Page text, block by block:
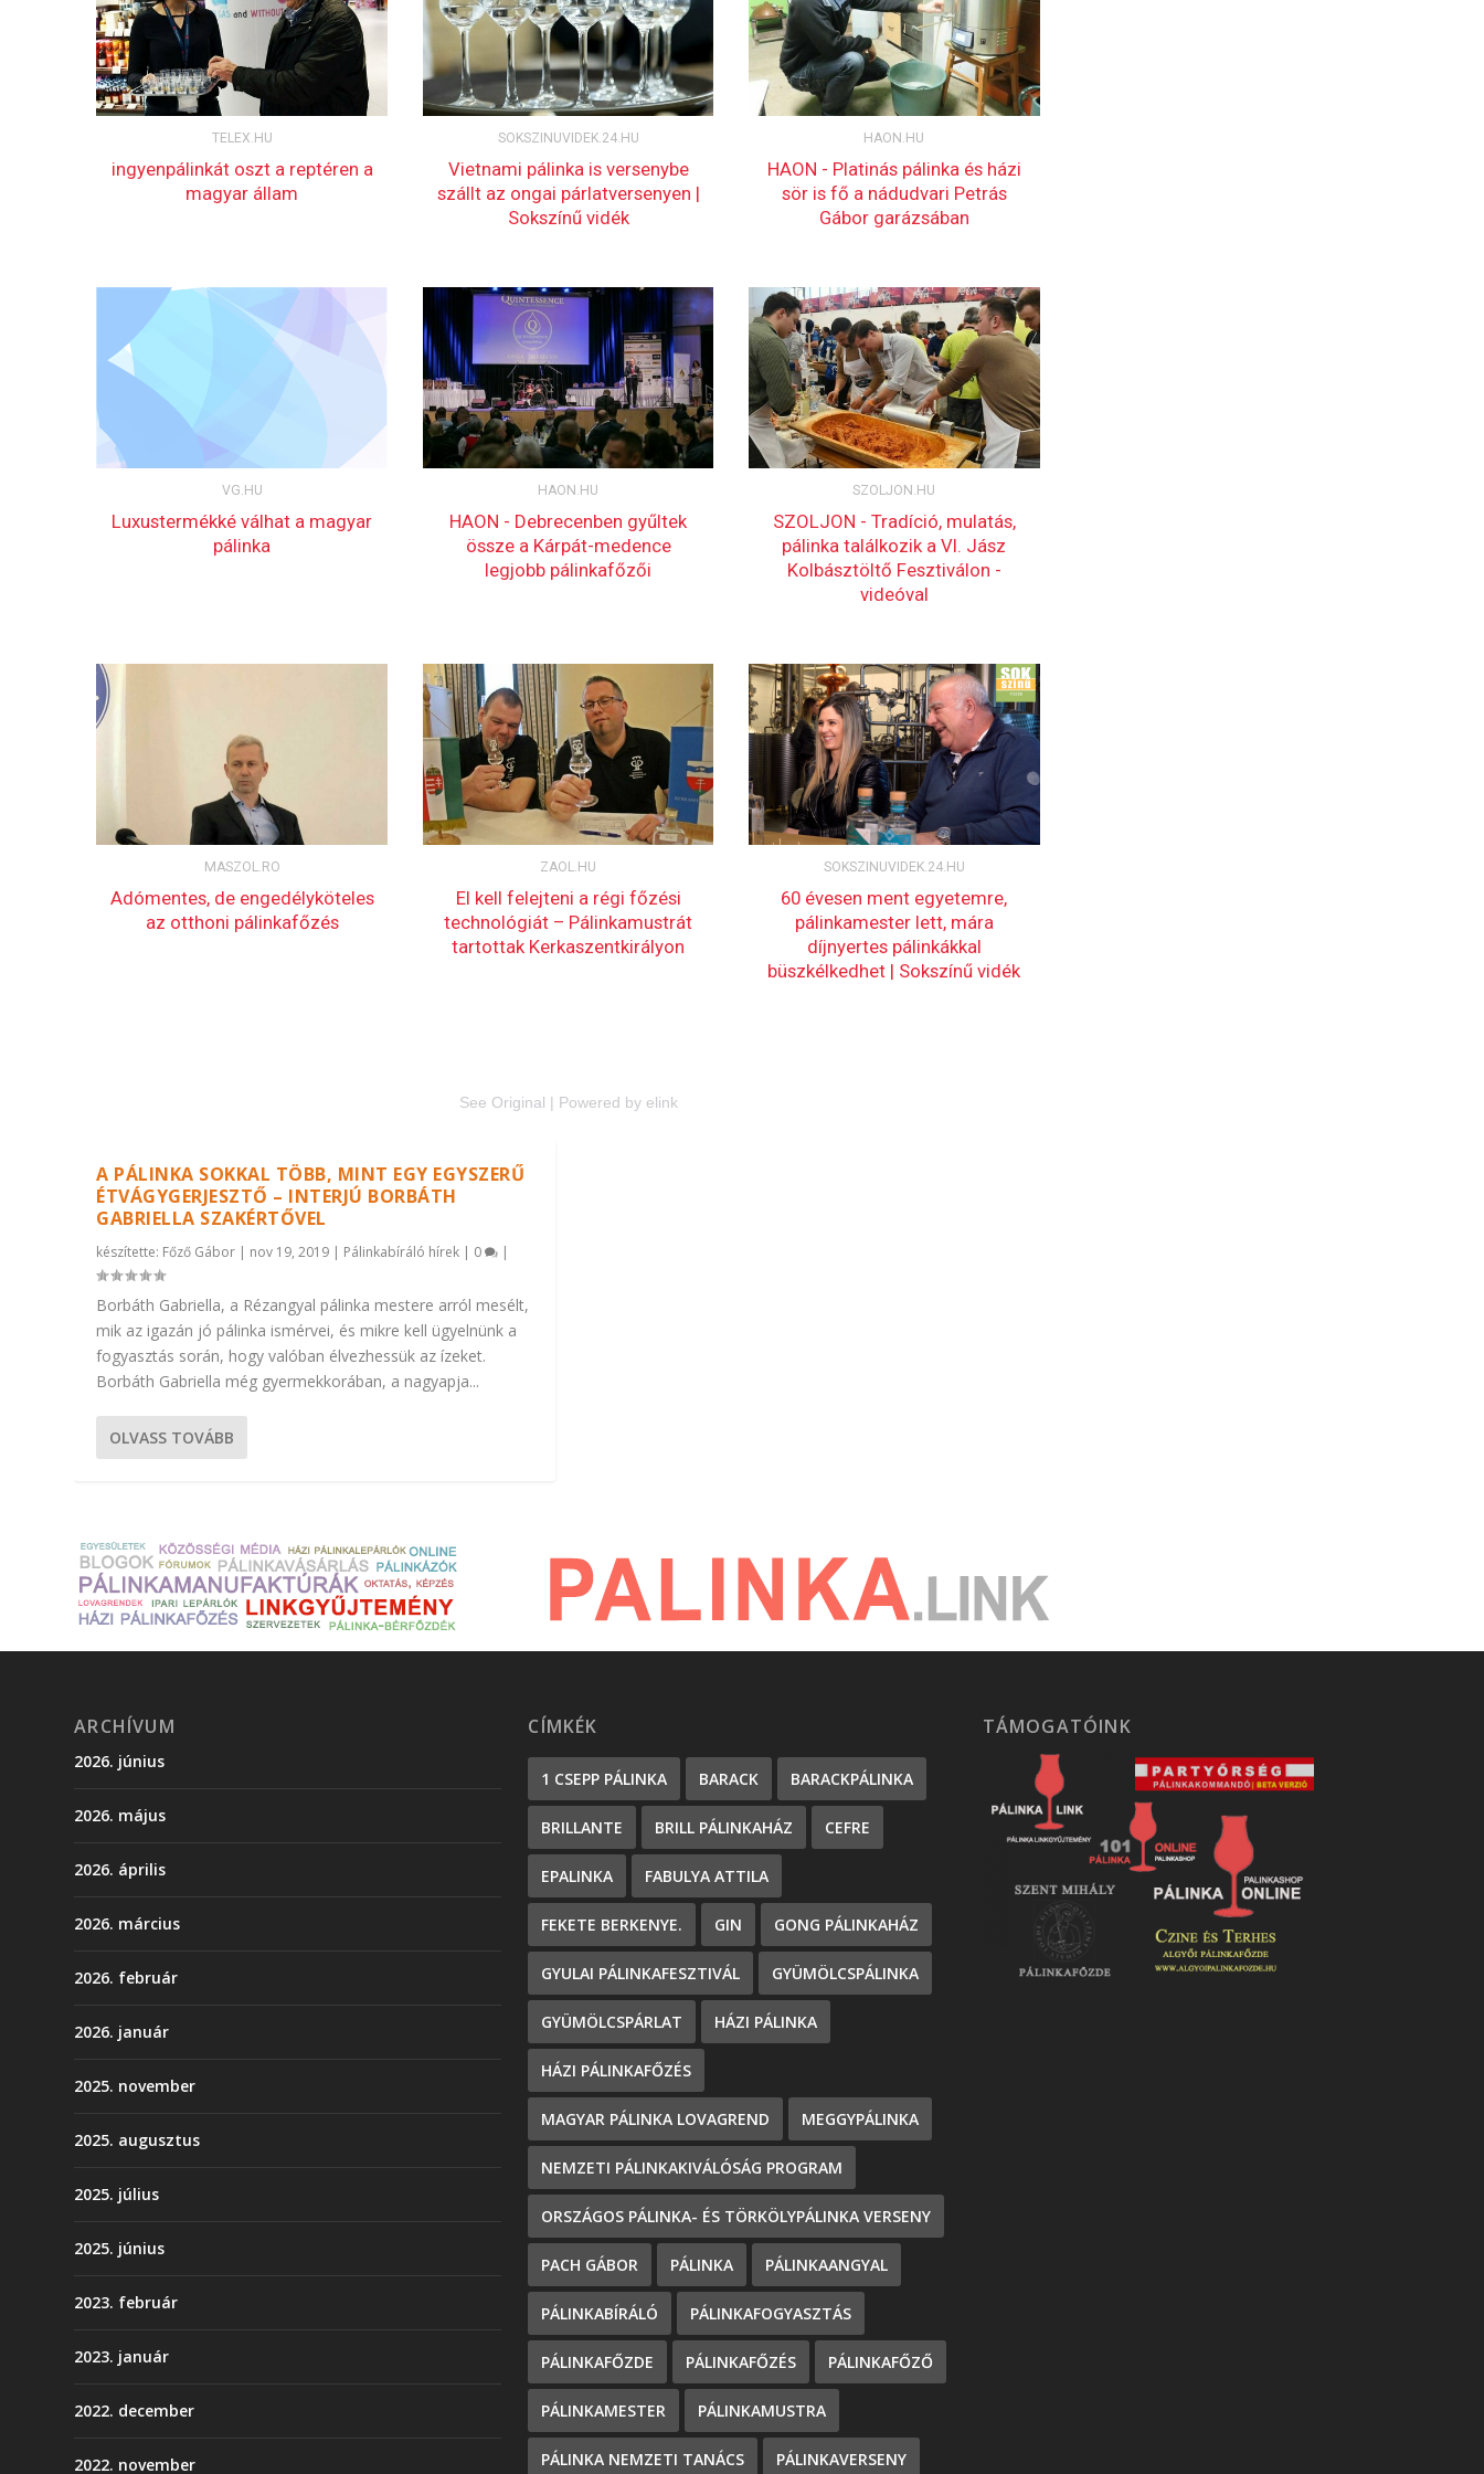
See Original | Powered by elink
A PÁLINKA SOKKAL TÖBB, MINT EGY EGYSZERŰ
ÉTVÁGYGERJESZTŐ – INTERJÚ BORBÁTH
GABRIELLA SZAKÉRTŐVEL
készítette: Főző Gábor | nov 19, 2019 | Pálinkabíráló hírek | 0 |
Borbáth Gabriella, a Rézangyal pálinka mestere arról mesélt,
mik az igazán jó pálinka ismérvei, és mikre kell ügyelnünk a
fogyasztás során, hogy valóban élvezhessük az ízeket.
Borbáth Gabriella még gyermekkorában, a nagyapja...
OLVASS TOVÁBB
ARCHÍVUM
2026. június
2026. május
2026. április
2026. március
2026. február
2026. január
2025. november
2025. augusztus
2025. július
2025. június
2023. február
2023. január
2022. december
2022. november
CÍMKÉK
1 CSEPP PÁLINKA BARACK BARACKPÁLINKA
BRILLANTE BRILL PÁLINKAHÁZ CEFRE
EPALINKA FABULYA ATTILA
FEKETE BERKENYE. GIN GONG PÁLINKAHÁZ
GYULAI PÁLINKAFESZTIVÁL GYÜMÖLCSPÁLINKA
GYÜMÖLCSPÁRLAT HÁZI PÁLINKA
HÁZI PÁLINKAFŐZÉS
MAGYAR PÁLINKA LOVAGREND MEGGYPÁLINKA
NEMZETI PÁLINKAKIVÁLÓSÁG PROGRAM
ORSZÁGOS PÁLINKA- ÉS TÖRKÖLYPÁLINKA VERSENY
PACH GÁBOR PÁLINKA PÁLINKAANGYAL
PÁLINKABÍRÁLÓ PÁLINKAFOGYASZTÁS
PÁLINKAFŐZDE PÁLINKAFŐZÉS PÁLINKAFŐZŐ
PÁLINKAMESTER PÁLINKAMUSTRA
PÁLINKA NEMZETI TANÁCS PÁLINKAVERSENY
TÁMOGATÓINK